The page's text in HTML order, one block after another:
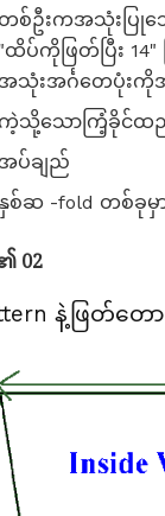
တစ်ဦးကအသုံးပြုသ
"ထိပ်ကိုဖြတ်ပြီး
အသုံးအင်္ဂတေပုံးကို
ကဲ့သို့သောကြံ့ခိုင်ထ
အပ်ချည်
စ်ဆ -fold တစ်ခုမှ
02
နဲ့ဖြတ်တေ